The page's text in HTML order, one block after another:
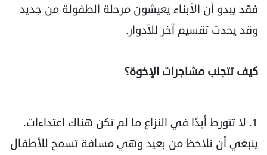
فقد يبدو أن الأبناء يعيشون مرحلة الطفولة من جديد
وقد يحدث تقسيم آخر للأدوار.
كيف تتجنب مشاجرات الإخوة؟
1. لا تتورط أبدًا في النزاع ما لم تكن هناك اعتداءات.
ينبغي أن نلاحظ من بعيد وهي مسافة تسمح للأطفال